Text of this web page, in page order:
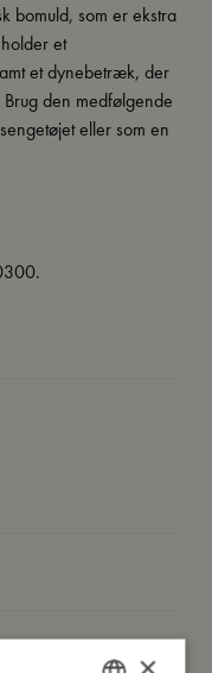
bomuld, som er ekstra
et
et dynebetræk, der
den medfølgende
eller som en